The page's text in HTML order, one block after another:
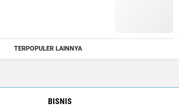
TERPOPULER LAINNYA
BISNIS